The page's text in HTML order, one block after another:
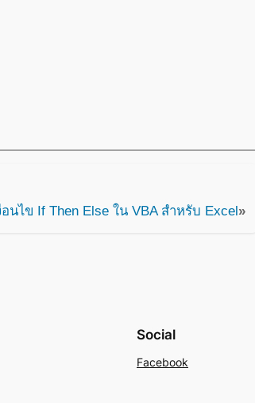
อนไข If Then Else ใน VBA สำหรับ Excel »
Social
Facebook